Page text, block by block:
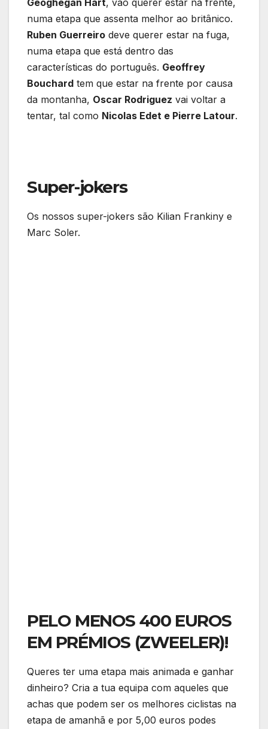
Geoghegan Hart, vão querer estar na frente,
numa etapa que assenta melhor ao britânico.
Ruben Guerreiro deve querer estar na fuga,
numa etapa que está dentro das
características do português. Geoffrey
Bouchard tem que estar na frente por causa
da montanha, Oscar Rodriguez vai voltar a
tentar, tal como Nicolas Edet e Pierre Latour.
Super-jokers
Os nossos super-jokers são Kilian Frankiny e
Marc Soler.
PELO MENOS 400 EUROS
EM PRÉMIOS (ZWEELER)!
Queres ter uma etapa mais animada e ganhar
dinheiro? Cria a tua equipa com aqueles que
achas que podem ser os melhores ciclistas na
etapa de amanhã e por 5,00 euros podes